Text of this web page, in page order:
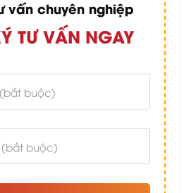
vấn chuyên nghiệp
TƯ VẤN NGAY